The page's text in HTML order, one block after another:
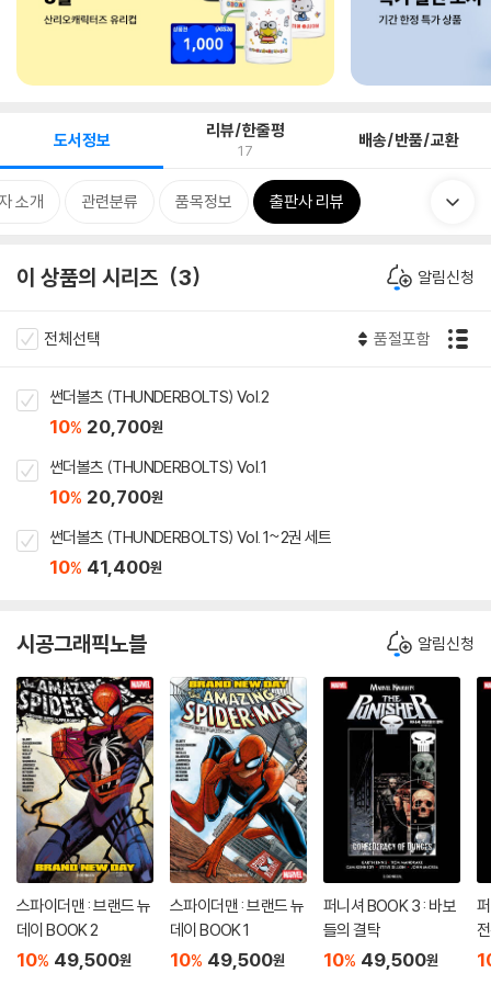
도서정보 리뷰/한줄평
17 배송/반품/교환
소개 관련분류 품목정보 출판사 리뷰
이 상품의 시리즈 3 알림신청
전체선택 품절포함
썬더볼츠 (THUNDERBOLTS) Vol.2
10% 20,700원
썬더볼츠 (THUNDERBOLTS) Vol.1
10% 20,700원
썬더볼츠 (THUNDERBOLTS) Vol. 1~2권 세트
10% 41,400원
시공그래픽노블 알림신청
스파이더맨 : 브랜드 뉴
데이 BOOK 2
10% 49,500원
스파이더맨 : 브랜드 뉴
데이 BOOK 1
10% 49,500원
퍼니셔 BOOK 3 : 바보
들의 결탁
10% 49,500원